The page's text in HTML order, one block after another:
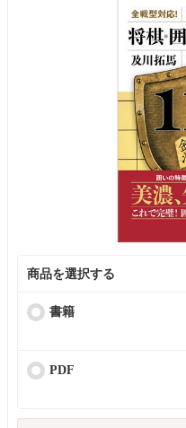
商品を選択する
書籍
PDF